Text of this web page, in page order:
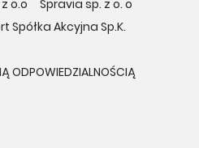
o.o
Spravia sp. z o. o
Spółka Akcyjna Sp.K.
ODPOWIEDZIALNOŚCIĄ